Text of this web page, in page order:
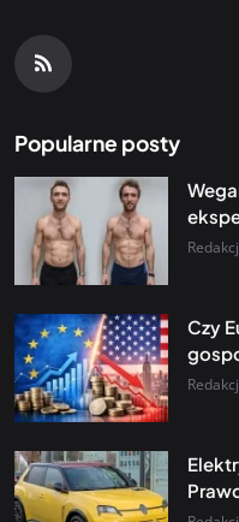
Popularne posty
Czy